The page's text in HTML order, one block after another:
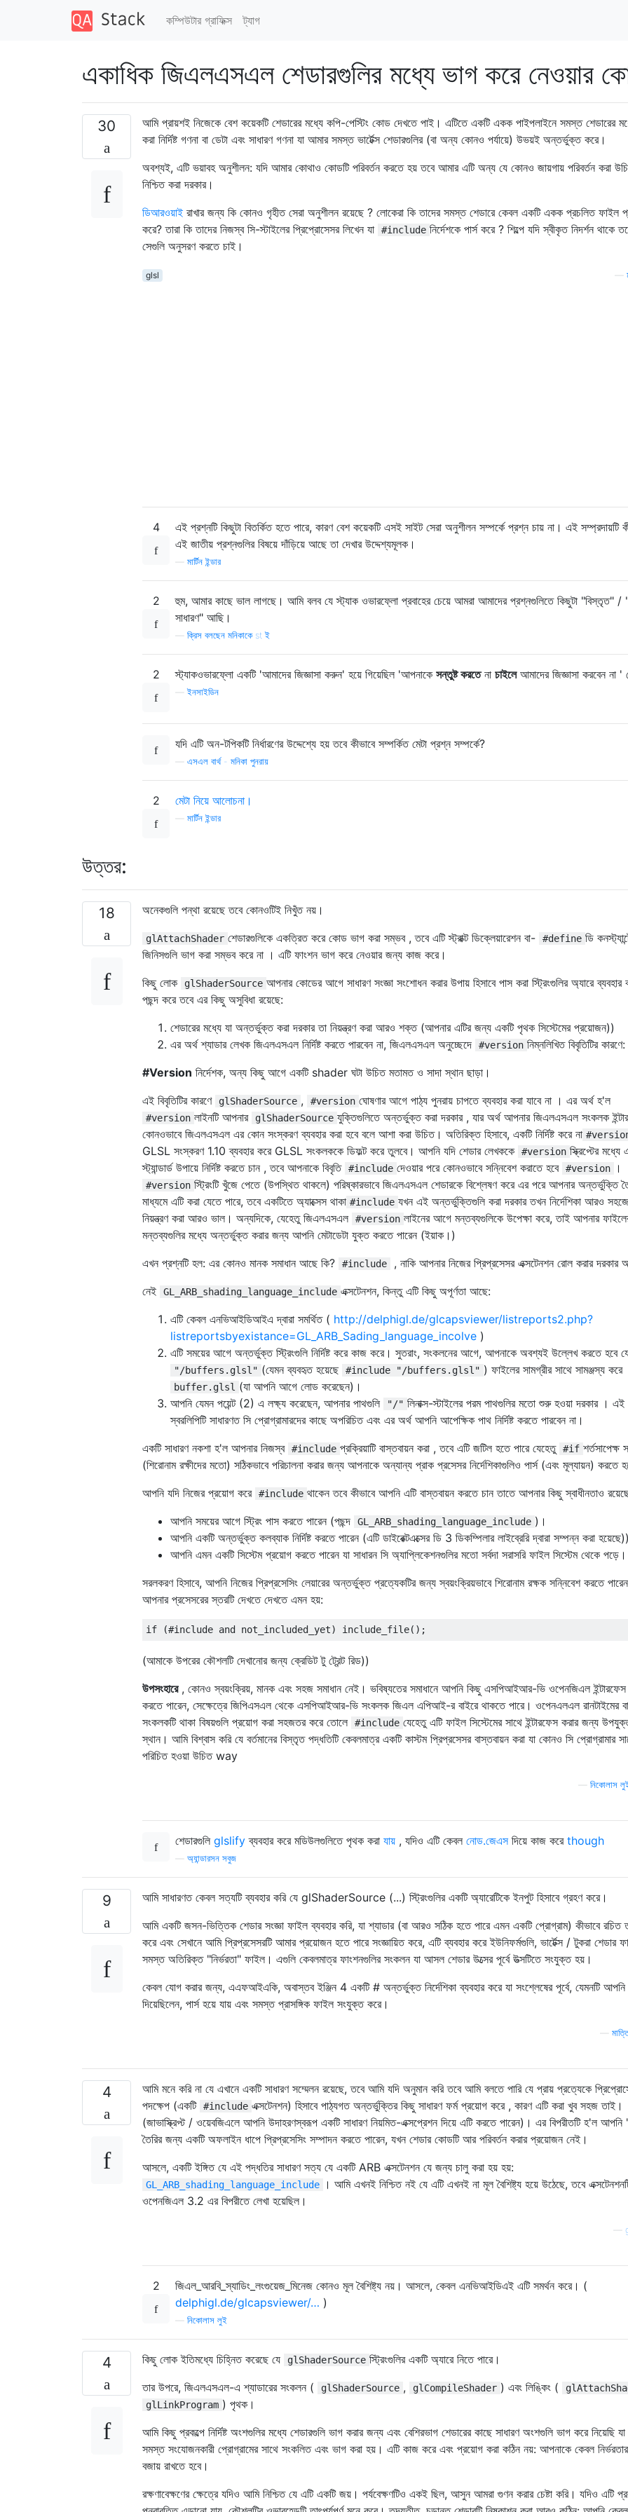
কম্পিউটার গ্রাফিক্স ট্যাগ
একাধিক জিএলএসএল শেডারগুলির মধ্যে ভাগ করে নেওয়ার
30
আমি প্রায়শই নিজেকে বেশ কয়েকটি শেডারের মধ্যে কপি-পেস্টিং কোড দেখতে পাই। এটিতে একটি একক পাইপলাইনে সমস্ত শেডারের
করা নির্দিষ্ট গণনা বা ডেটা এবং সাধারণ গণনা যা আমার সমস্ত ভার্টেক্স শেডারগুলির (বা অন্য কোনও পর্যায়ে) উভয়ই অন্তর্ভুক্ত করে।
অবশ্যই, এটি ভয়াবহ অনুশীলন: যদি আমার কোথাও কোডটি পরিবর্তন করতে হয় তবে আমার এটি অন্য যে কোনও জায়গায় পরিবর্তন করা
নিশ্চিত করা দরকার।
ডিআরওয়াই রাখার জন্য কি কোনও গৃহীত সেরা অনুশীলন রয়েছে ? লোকেরা কি তাদের সমস্ত শেডারে কেবল একটি একক প্রচলিত ফাইল
করে? তারা কি তাদের নিজস্ব সি-স্টাইলের প্রিপ্রোসেসর লিখেন যা
#include নির্দেশকে পার্স করে ? শিল্পে যদি স্বীকৃত নিদর্শন থাকে
সেগুলি অনুসরণ করতে চাই।
glsl
4
এই প্রশ্নটি কিছুটা বিতর্কিত হতে পারে, কারণ বেশ কয়েকটি এসই সাইট সেরা অনুশীলন সম্পর্কে প্রশ্ন চায় না। এই সম্প্রদায়টি
এই জাতীয় প্রশ্নগুলির বিষয়ে দাঁড়িয়ে আছে তা দেখার উদ্দেশ্যমূলক।
মার্টিন ইন্ডার
2
হুম, আমার কাছে ভাল লাগছে। আমি বলব যে স্ট্যাক ওভারফ্লো প্রবাহের চেয়ে আমরা আমাদের প্রশ্নগুলিতে কিছুটা "বিস্তৃত"
সাধারণ" আছি।
ক্রিস বলছেন মনিকাকে st ই
2 স্ট্যাকওভারফ্লো একটি 'আমাদের জিজ্ঞাসা করুন' হয়ে গিয়েছিল 'আপনাকে সন্তুষ্ট করতেনা চাইলেআমাদের জিজ্ঞাসা করবেন না '
—ইনসাইডিন
যদি এটি অন-টপিকটি নির্ধারণের উদ্দেশ্যে হয় তবে কীভাবে সম্পর্কিত মেটা প্রশ্ন সম্পর্কে?
এসএল বার্থ - মনিকা পুনরায়
2 মেটা নিয়ে আলোচনা।
মার্টিন ইন্ডার
উত্তর:
18 অনেকগুলি পন্থা রয়েছে তবে কোনওটিই নিখুঁত নয়।
glAttachShader শেডারগুলিকে একত্রিত করে কোড ভাগ করা সম্ভব , তবে এটি স্ট্রাক্ট ডিক্লেয়ারেশন বা- #define ডি
জিনিসগুলি ভাগ করা সম্ভব করে না । এটি ফাংশন ভাগ করে নেওয়ার জন্য কাজ করে।
কিছু লোক
glShaderSource আপনার কোডের আগে সাধারণ সংজ্ঞা সংশোধন করার উপায় হিসাবে পাস করা স্ট্রিংগুলির অ্যারে ব্যবহার
পছন্দ করে তবে এর কিছু অসুবিধা রয়েছে:
শেডারের মধ্যে যা অন্তর্ভুক্ত করা দরকার তা নিয়ন্ত্রণ করা আরও শক্ত (আপনার এটির জন্য একটি পৃথক সিস্টেমের প্রয়োজন))
এর অর্থ শ্যাডার লেখক জিএলএসএল নির্দিষ্ট করতে পারবেন না, জিএলএসএল অনুচ্ছেদে
#version নিম্নলিখিত বিবৃতিটির কারণে:
#Version নির্দেশক, অন্য কিছু আগে একটি shader ঘটা উচিত মতামত ও সাদা স্থান ছাড়া।
এই বিবৃতিটির কারণে
glShaderSource , #version ঘোষণার আগে পাঠ্য পুনরায় চাপতে ব্যবহার করা যাবে না । এর অর্থ হ'ল
#version লাইনটি আপনার glShaderSource যুক্তিগুলিতে অন্তর্ভুক্ত করা দরকার , যার অর্থ আপনার জিএলএসএল সংকলক
কোনওভাবে জিএলএসএল এর কোন সংস্করণ ব্যবহার করা হবে বলে আশা করা উচিত। অতিরিক্ত হিসাবে, একটি নির্দিষ্ট করে না
GLSL সংস্করণ 1.10 ব্যবহার করে GLSL সংকলককে ডিফল্ট করে তুলবে। আপনি যদি শেডার লেখককে
#version স্ক্রিপ্টের মধ্যে
স্ট্যান্ডার্ড উপায়ে নির্দিষ্ট করতে চান , তবে আপনাকে বিবৃতি #include দেওয়ার পরে কোনওভাবে সন্নিবেশ করাতে হবে #version ।
#version স্ট্রিংটি খুঁজে পেতে (উপস্থিত থাকলে) পরিষ্কারভাবে জিএলএসএল শেডারকে বিশ্লেষণ করে এর পরে আপনার অন্তর্ভুক্তি
মাধ্যমে এটি করা যেতে পারে, তবে একটিতে অ্যাক্সেস থাকা #include যখন এই অন্তর্ভুক্তিগুলি করা দরকার তখন নির্দেশিকা আরও
নিয়ন্ত্রণ করা আরও ভাল। অন্যদিকে, যেহেতু জিএলএসএল
#version লাইনের আগে মন্তব্যগুলিকে উপেক্ষা করে, তাই আপনার ফাইলের
মন্তব্যগুলির মধ্যে অন্তর্ভুক্ত করার জন্য আপনি মেটাডেটা যুক্ত করতে পারেন (ইয়াক।)
এখন প্রশ্নটি হল: এর কোনও মানক সমাধান আছে কি?
#include
, নাকি আপনার নিজের প্রিপ্রসেসর এক্সটেনশন রোল করার দরকার
নেই
GL_ARB_shading_language_include এক্সটেনশন, কিন্তু এটি কিছু অপূর্ণতা আছে:
এটি কেবল এনভিআইডিআইএ দ্বারা সমর্থিত ( http://delphigl.de/glcapsviewer/listreports2.php?
listreportsbyexistance=GL_ARB_Sading_language_incolve )
এটি সময়ের আগে অন্তর্ভুক্ত স্ট্রিংগুলি নির্দিষ্ট করে কাজ করে। সুতরাং, সংকলনের আগে, আপনাকে অবশ্যই উল্লেখ করতে হবে যে
"/buffers.glsl" (যেমন ব্যবহৃত হয়েছে #include "/buffers.glsl" ) ফাইলের সামগ্রীর সাথে সামঞ্জস্য করে
buffer.glsl (যা আপনি আগে লোড করেছেন)।
আপনি যেমন পয়েন্ট (2) এ লক্ষ্য করেছেন, আপনার পাথগুলি
"/" লিনাক্স-স্টাইলের পরম পাথগুলির মতো শুরু হওয়া দরকার । এই
স্বরলিপিটি সাধারণত সি প্রোগ্রামারদের কাছে অপরিচিত এবং এর অর্থ আপনি আপেক্ষিক পাথ নির্দিষ্ট করতে পারবেন না।
একটি সাধারণ নকশা হ'ল আপনার নিজস্ব #include প্রক্রিয়াটি বাস্তবায়ন করা , তবে এটি জটিল হতে পারে যেহেতু #if শর্তসাপেক্ষ
(শিরোনাম রক্ষীদের মতো) সঠিকভাবে পরিচালনা করার জন্য আপনাকে অন্যান্য প্রাক প্রসেসর নির্দেশিকাগুলিও পার্স (এবং মূল্যায়ন) করতে
আপনি যদি নিজের প্রয়োগ করে #include থাকেন তবে কীভাবে আপনি এটি বাস্তবায়ন করতে চান তাতে আপনার কিছু স্বাধীনতাও
আপনি সময়ের আগে স্ট্রিং পাস করতে পারেন (পছন্দ
GL_ARB_shading_language_include )।
আপনি একটি অন্তর্ভুক্ত কলব্যাক নির্দিষ্ট করতে পারেন (এটি ডাইরেক্টএক্সের ডি 3 ডিকম্পিলার লাইব্রেরি দ্বারা সম্পন্ন করা হয়েছে))
আপনি এমন একটি সিস্টেম প্রয়োগ করতে পারেন যা সাধারন সি অ্যাপ্লিকেশনগুলির মতো সর্বদা সরাসরি ফাইল সিস্টেম থেকে পড়ে।
সরলকরণ হিসাবে, আপনি নিজের প্রিপ্রসেসিং লেয়ারের অন্তর্ভুক্ত প্রত্যেকটির জন্য স্বয়ংক্রিয়ভাবে শিরোনাম রক্ষক সন্নিবেশ করতে
আপনার প্রসেসরের স্তরটি দেখতে দেখতে এমন হয়:
(আমাকে উপরের কৌশলটি দেখানোর জন্য ক্রেডিট টু ট্রেন্ট রিড))
উপসংহারে, কোনও স্বয়ংক্রিয়, মানক এবং সহজ সমাধান নেই। ভবিষ্যতের সমাধানে আপনি কিছু এসপিআইআর-ভি ওপেনজিএল ইন্টারফেস
করতে পারেন, সেক্ষেত্রে জিপিএসএল থেকে এসপিআইআর-ভি সংকলক জিএল এপিআই-র বাইরে থাকতে পারে। ওপেনএলএল রানটাইমের
সংকলকটি থাকা বিষয়গুলি প্রয়োগ করা সহজতর করে তোলে
#include যেহেতু এটি ফাইল সিস্টেমের সাথে ইন্টারফেস করার জন্য
স্থান। আমি বিশ্বাস করি যে বর্তমানের বিস্তৃত পদ্ধতিটি কেবলমাত্র একটি কাস্টম প্রিপ্রসেসর বাস্তবায়ন করা যা কোনও সি প্রোগ্রামার
পরিচিত হওয়া উচিত way
নিকোলাস
শেডারগুলি glslify ব্যবহার করে মডিউলগুলিতে পৃথক করা যায় , যদিও এটি কেবল নোড.জেএসদিয়ে কাজ করে though
অ্যান্ডারসন সবুজ
9
আমি সাধারণত কেবল সত্যটি ব্যবহার করি যে glShaderSource (...) স্ট্রিংগুলির একটি অ্যারেটিকে ইনপুট হিসাবে গ্রহণ করে।
আমি একটি জসন-ভিত্তিক শেডার সংজ্ঞা ফাইল ব্যবহার করি, যা শ্যাডার (বা আরও সঠিক হতে পারে এমন একটি প্রোগ্রাম) কীভাবে রচিত তা
করে এবং সেখানে আমি প্রিপ্রসেসরটি আমার প্রয়োজন হতে পারে সংজ্ঞায়িত করে, এটি ব্যবহার করে ইউনিফর্মগুলি, ভার্টেক্স / টুকরা শেডার
সমস্ত অতিরিক্ত "নির্ভরতা" ফাইল। এগুলি কেবলমাত্র ফাংশনগুলির সংকলন যা আসল শেডার উত্সের পূর্বে উত্সটিতে সংযুক্ত হয়।
কেবল যোগ করার জন্য, এএফআইএকি, অবাস্তব ইঞ্জিন 4 একটি # অন্তর্ভুক্ত নির্দেশিকা ব্যবহার করে যা সংশ্লেষের পূর্বে, যেমনটি আপনি
দিয়েছিলেন, পার্স হয়ে যায় এবং সমস্ত প্রাসঙ্গিক ফাইল সংযুক্ত করে।
4
আমি মনে করি না যে এখানে একটি সাধারণ সম্মেলন রয়েছে, তবে আমি যদি অনুমান করি তবে আমি বলতে পারি যে প্রায় প্রত্যেকে
পদক্ষেপ (একটি #include এক্সটেনশন) হিসাবে পাঠ্যগত অন্তর্ভুক্তির কিছু সাধারণ ফর্ম প্রয়োগ করে , কারণ এটি করা খুব সহজ তাই।
(জাভাস্ক্রিপ্ট / ওয়েবজিএলে আপনি উদাহরণস্বরূপ একটি সাধারণ নিয়মিত-এক্সপ্রেশন দিয়ে এটি করতে পারেন)। এর বিপরীতটি হ'ল আপনি
তৈরির জন্য একটি অফলাইন ধাপে প্রিপ্রসেসিং সম্পাদন করতে পারেন, যখন শেডার কোডটি আর পরিবর্তন করার প্রয়োজন নেই।
আসলে, একটি ইঙ্গিত যে এই পদ্ধতির সাধারণ সত্য যে একটি ARB এক্সটেনশন যে জন্য চালু করা হয় হয়:
GL_ARB_shading_language_include
। আমি এখনই নিশ্চিত নই যে এটি এখনই না মূল বৈশিষ্ট্য হয়ে উঠেছে, তবে
ওপেনজিএল 3.2 এর বিপরীতে লেখা হয়েছিল।
2
জিএল_আরবি_স্যাডিং_লংগুয়েজ_মিনেজ কোনও মূল বৈশিষ্ট্য নয়। আসলে, কেবল এনভিআইডিএই এটি সমর্থন করে। (
delphigl.de/glcapsviewer/… )
নিকোলাস লুই
4 কিছু লোক ইতিমধ্যে চিহ্নিত করেছে যে glShaderSource স্ট্রিংগুলির একটি অ্যারে নিতে পারে।
তার উপরে, জিএলএসএল-এ শ্যাডারের সংকলন (
glShaderSource , glCompileShader ) এবং লিঙ্কিং (
glLinkProgram ) পৃথক।
আমি কিছু প্রকল্পে নির্দিষ্ট অংশগুলির মধ্যে শেডারগুলি ভাগ করার জন্য এবং বেশিরভাগ শেডারের কাছে সাধারণ অংশগুলি ভাগ করে নিয়েছি
সমস্ত সংযোজনকারী প্রোগ্রামের সাথে সংকলিত এবং ভাগ করা হয়। এটি কাজ করে এবং প্রয়োগ করা কঠিন নয়: আপনাকে কেবল নির্ভরতার
বজায় রাখতে হবে।
রক্ষণাবেক্ষণের ক্ষেত্রে যদিও আমি নিশ্চিত যে এটি একটি জয়। পর্যবেক্ষণটিও একই ছিল, আসুন আমরা গুণন করার চেষ্টা করি। যদিও এটি